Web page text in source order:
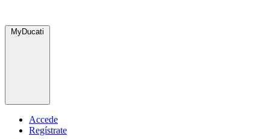
MyDucati
Accede
Regístrate